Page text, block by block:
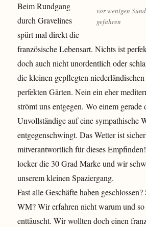
vor wenigen
gefahren
Beim Rundgang
durch Gravelines
spürt mal direkt die
französische Lebensart. Nichts ist
doch auch nicht unordentlich oder
die kleinen gepflegten
perfekten Gärten. Nein ein eher
strömt uns entgegen. Wo einem gerade
Unvollständige auf eine sympathische
entgegenschwingt. Das Wetter ist
mitverantwortlich für dieses
locker die 30 Grad Marke und wir
unserem kleinen Spaziergang.
Fast alle Geschäfte haben
WM? Wir erfahren nicht warum und
enttäuscht. Wir wollten doch einen